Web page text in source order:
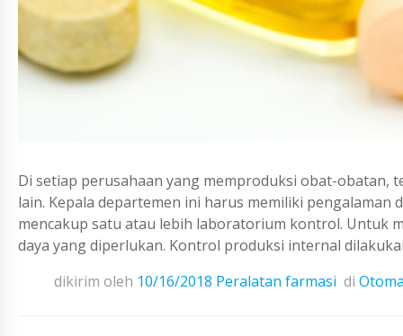
Di setiap perusahaan yang memproduksi obat-obatan,
lain. Kepala departemen ini harus memiliki
mencakup satu atau lebih laboratorium kontrol. Untuk
daya yang diperlukan. Kontrol produksi internal
dikirim oleh 10/16/2018 Peralatan farmasi di